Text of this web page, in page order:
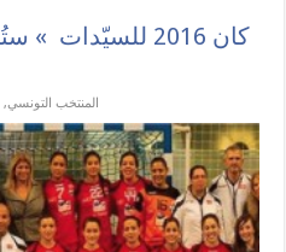
المنتخب التونسي,